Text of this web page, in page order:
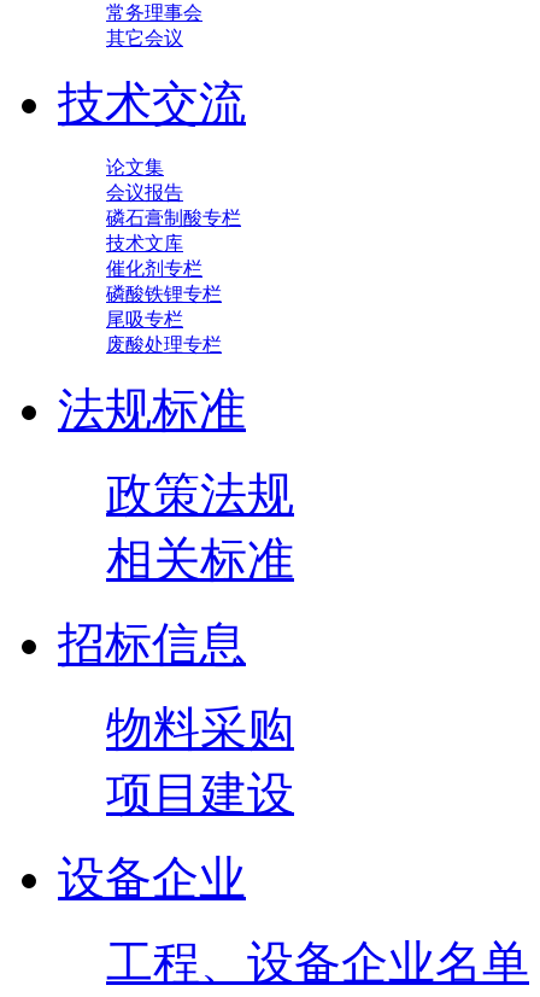
常务理事会
其它会议
技术交流
论文集
会议报告
磷石膏制酸专栏
技术文库
催化剂专栏
磷酸铁锂专栏
尾吸专栏
废酸处理专栏
法规标准
政策法规
相关标准
招标信息
物料采购
项目建设
设备企业
工程、设备企业名单